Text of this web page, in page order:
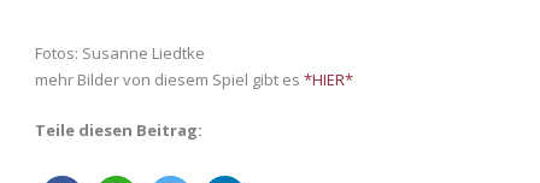
Fotos: Susanne Liedtke
mehr Bilder von diesem Spiel gibt es *HIER*
Teile diesen Beitrag: